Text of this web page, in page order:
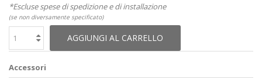
*Escluse spese di spedizione e di installazione
(se non diversamente specificato)
AGGIUNGI AL CARRELLO
Accessori